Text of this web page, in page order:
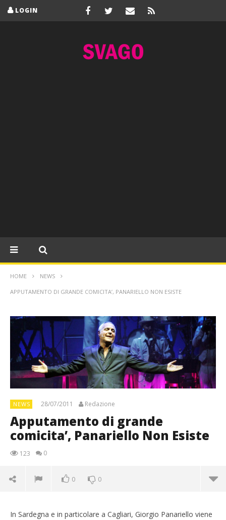
LOGIN
HOME NEWS
APPUTAMENTO DI GRANDE COMICITA’, PANARIELLO NON ESISTE
NEWS 28/07/2011 Redazione
Apputamento di grande
comicita’, Panariello Non Esiste
123 0
0 0
In Sardegna e in particolare a Cagliari, Giorgio Panariello viene